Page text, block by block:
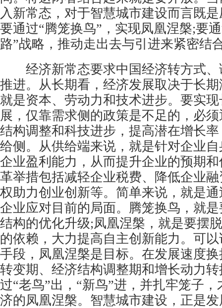
入新常态，对于智慧城市建设而言既
要通过“腾笼换鸟”，实现凤凰涅槃;要
路”战略，推动走出去与引进来紧密结
经济新常态要求中国经济转方式、
推进。从长期看，经济发展取决于长
就是资本、劳动力和技术进步。要实
展，仅靠需求侧的政策是不足的，必
结构调整和科技进步，提高潜在增长
给侧。从供给端来说，就是针对企业
企业盈利能力，从而提升企业的预期
革举措包括减轻企业税费、降低企业
权助力创业创新等。简单来说，就是
企业应对目前的局面。腾笼换鸟，就
结构的优化升级;凤凰涅槃，就是要摆
的依赖，大力提高自主创新能力。可
手段，凤凰涅槃是目标。在发展速度
转变期、经济结构调整期和增长动力
过“老鸟”出，“新鸟”进，并扎牢笼子
济的凤凰涅槃。智慧城市建设，正是